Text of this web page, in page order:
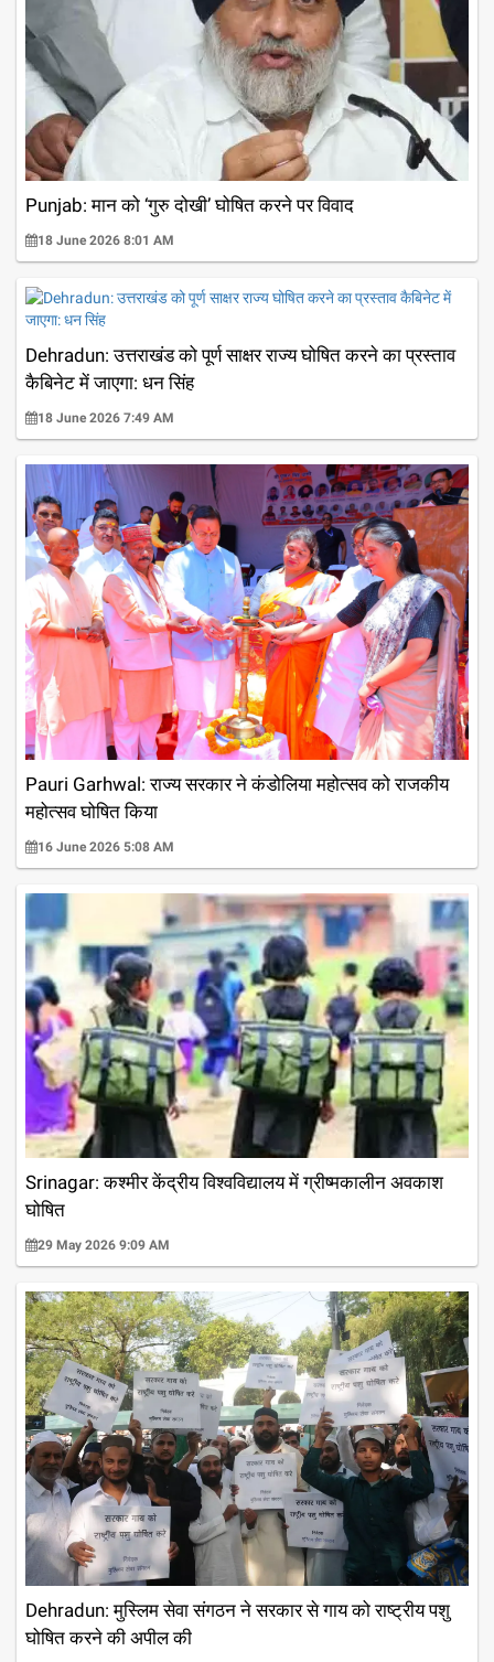
Punjab: मान को ‘गुरु दोखी’ घोषित करने पर विवाद
18 June 2026 8:01 AM
Dehradun: उत्तराखंड को पूर्ण साक्षर राज्य घोषित करने का प्रस्ताव
कैबिनेट में जाएगा: धन सिंह
18 June 2026 7:49 AM
Pauri Garhwal: राज्य सरकार ने कंडोलिया महोत्सव को राजकीय
महोत्सव घोषित किया
16 June 2026 5:08 AM
Srinagar: कश्मीर केंद्रीय विश्वविद्यालय में ग्रीष्मकालीन अवकाश
घोषित
29 May 2026 9:09 AM
Dehradun: मुस्लिम सेवा संगठन ने सरकार से गाय को राष्ट्रीय पशु
घोषित करने की अपील की